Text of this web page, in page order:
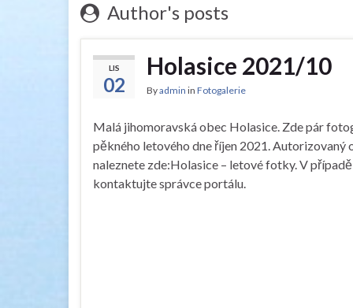
Author's posts
LIS
02
Holasice 2021/10
Byadmin in Fotogalerie
Malá jihomoravská obec Holasice. Zde pár
pěkného letového dne říjen 2021. Autorizovaný
naleznete zde:Holasice – letové fotky. V
kontaktujte správce portálu.